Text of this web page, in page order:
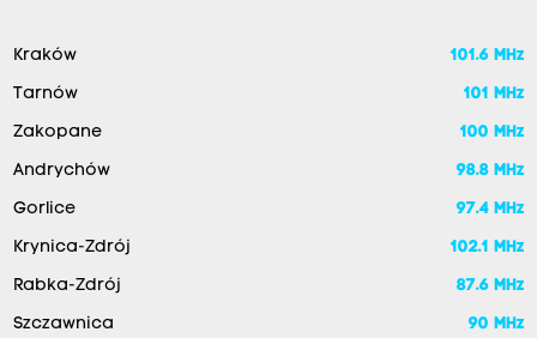
Kraków 101.6 MHz
Tarnów 101 MHz
Zakopane 100 MHz
Andrychów 98.8 MHz
Gorlice 97.4 MHz
Krynica-Zdrój 102.1 MHz
Rabka-Zdrój 87.6 MHz
Szczawnica 90 MHz